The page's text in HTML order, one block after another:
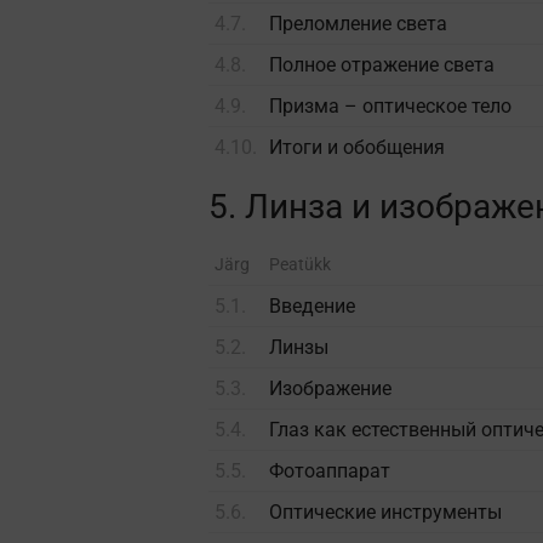
Преломление света
Полное отражение света
Призма – оптическое тело
Итоги и обобщения
5. Линза и
Järg Peatükk
Введение
Линзы
Изображение
Глаз как естественный
Фотоаппарат
Оптические инструменты